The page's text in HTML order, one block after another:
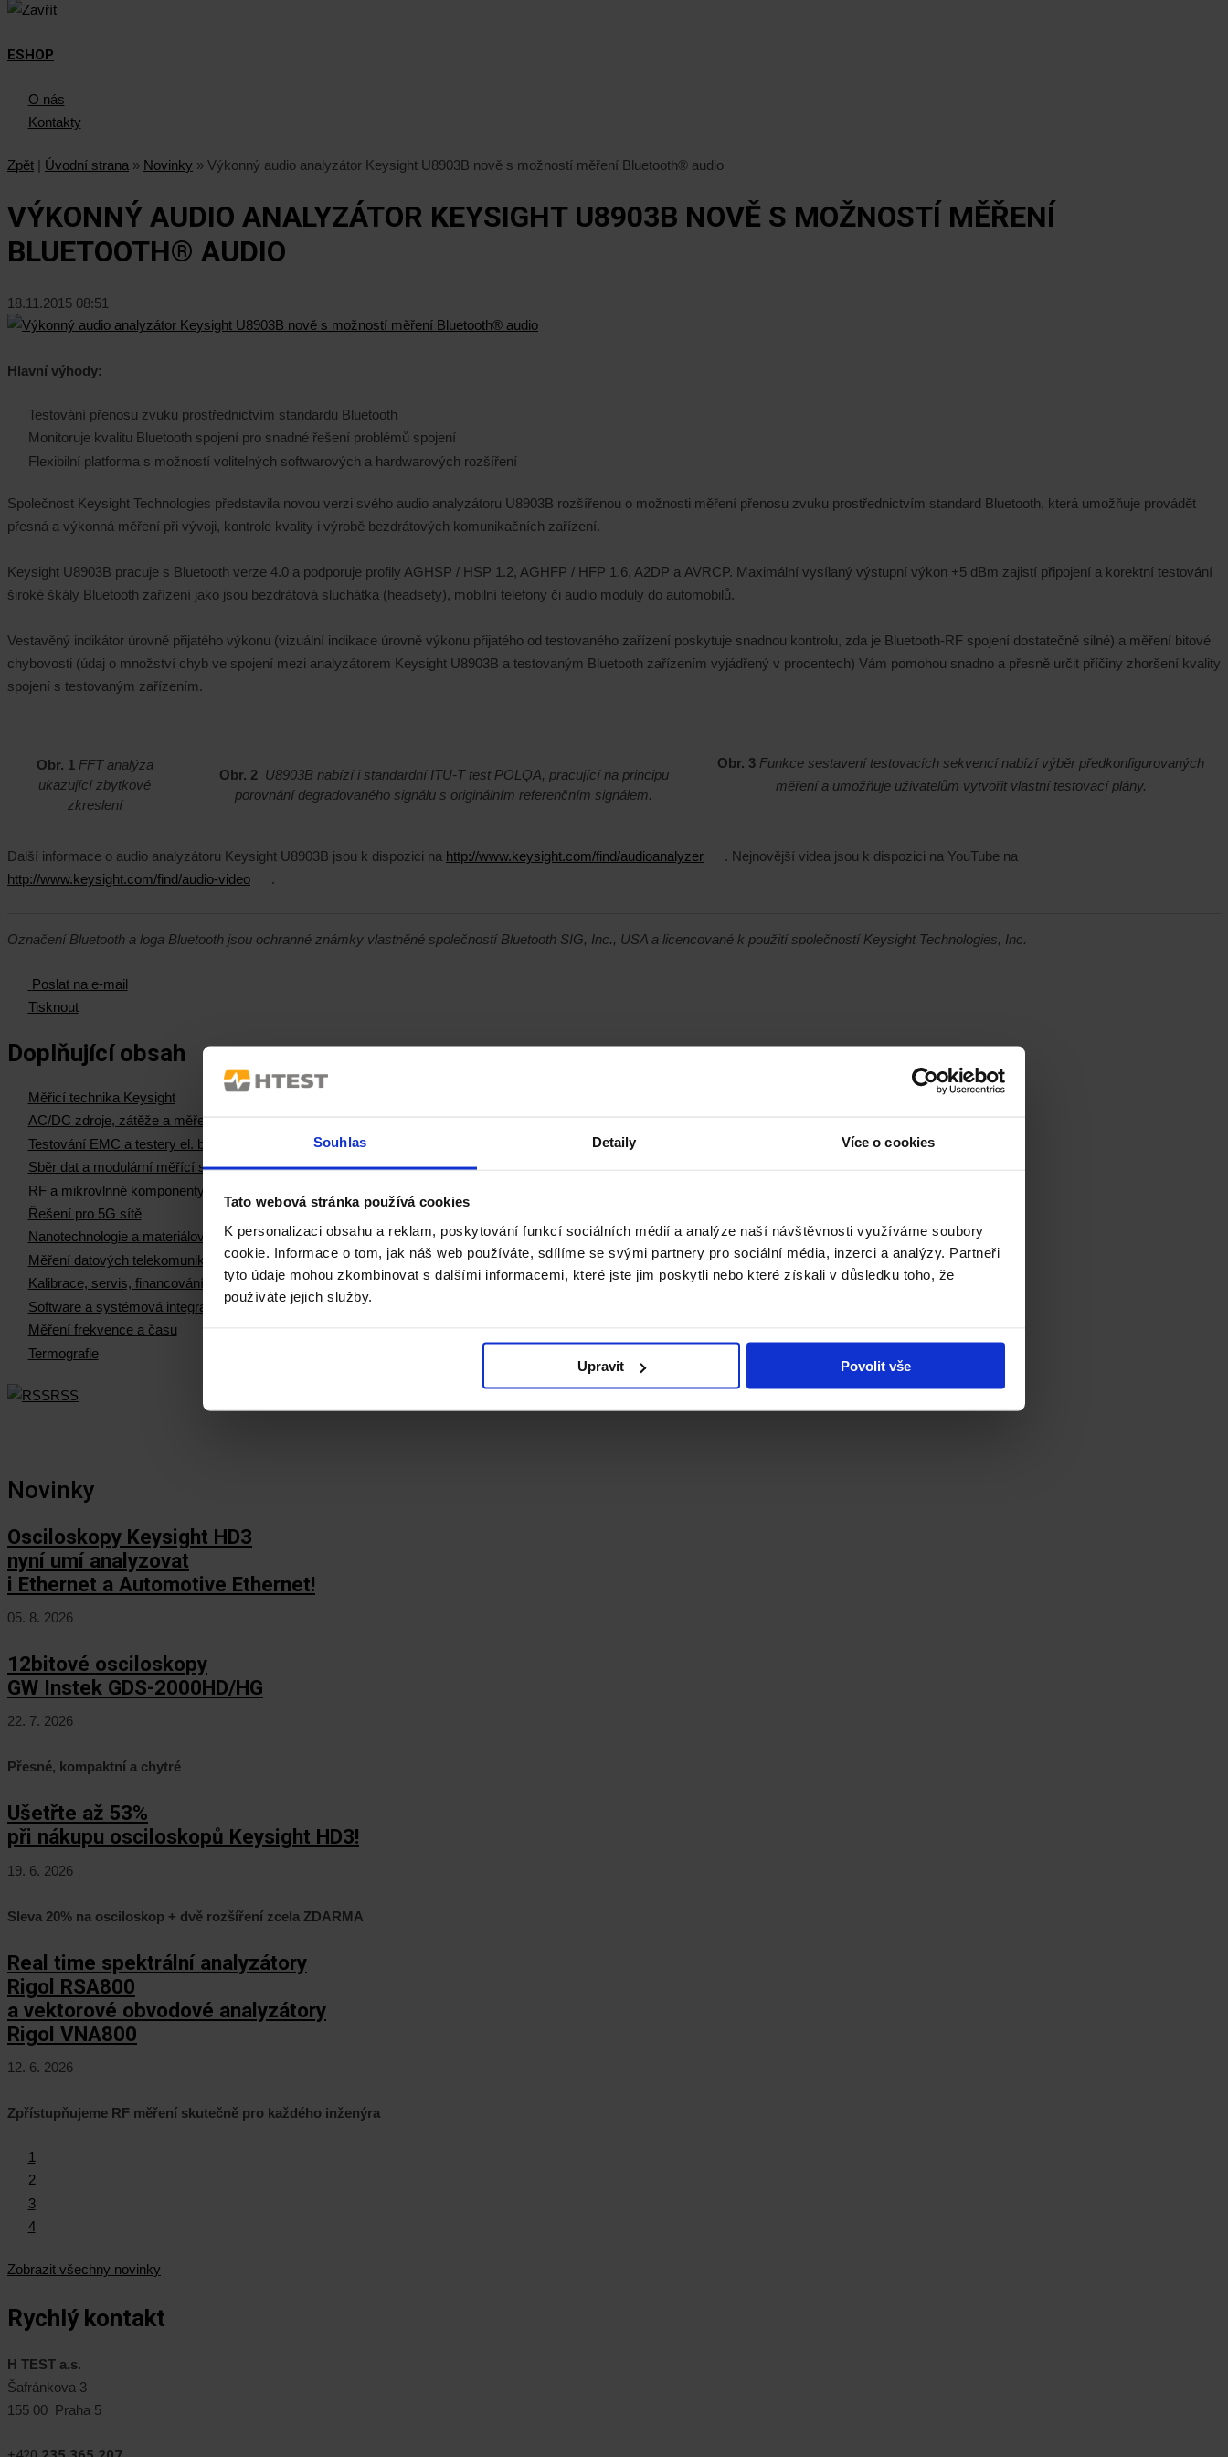
Souhlas Detaily Více o cookies
Tato webová stránka používá cookies
K personalizaci obsahu a reklam, poskytování funkcí sociálních médií a analýze naší návštěvnosti využíváme soubory
cookie. Informace o tom, jak náš web používáte, sdílíme se svými partnery pro sociální média, inzerci a analýzy. Partneři
tyto údaje mohou zkombinovat s dalšími informacemi, které jste jim poskytli nebo které získali v důsledku toho, že
používáte jejich služby.
Upravit Povolit vše
ESHOP
O nás
Kontakty
Zpět | Úvodní strana » Novinky » Výkonný audio analyzátor Keysight U8903B nově s možností měření Bluetooth® audio
VÝKONNÝ AUDIO ANALYZÁTOR KEYSIGHT U8903B NOVĚ S MOŽNOSTÍ MĚŘENÍ
BLUETOOTH® AUDIO
18.11.2015 08:51
Hlavní výhody:
Testování přenosu zvuku prostřednictvím standardu Bluetooth
Monitoruje kvalitu Bluetooth spojení pro snadné řešení problémů spojení
Flexibilní platforma s možností volitelných softwarových a hardwarových rozšíření
Společnost Keysight Technologies představila novou verzi svého audio analyzátoru U8903B rozšířenou o možnosti měření přenosu zvuku prostřednictvím standard Bluetooth, která umožňuje provádět
přesná a výkonná měření při vývoji, kontrole kvality i výrobě bezdrátových komunikačních zařízení.
Keysight U8903B pracuje s Bluetooth verze 4.0 a podporuje profily AGHSP / HSP 1.2, AGHFP / HFP 1.6, A2DP a AVRCP. Maximální vysílaný výstupní výkon +5 dBm zajistí připojení a korektní testování
široké škály Bluetooth zařízení jako jsou bezdrátová sluchátka (headsety), mobilní telefony či audio moduly do automobilů.
Vestavěný indikátor úrovně přijatého výkonu (vizuální indikace úrovně výkonu přijatého od testovaného zařízení poskytuje snadnou kontrolu, zda je Bluetooth-RF spojení dostatečně silné) a měření bitové
chybovosti (údaj o množství chyb ve spojení mezi analyzátorem Keysight U8903B a testovaným Bluetooth zařízením vyjádřený v procentech) Vám pomohou snadno a přesně určit příčiny zhoršení kvality
spojení s testovaným zařízením.
Obr. 1 FFT analýza
ukazující zbytkové
zkreslení
Obr. 2 U8903B nabízí i standardní ITU-T test POLQA, pracující na principu
porovnání degradovaného signálu s originálním referenčním signálem.
Obr. 3 Funkce sestavení testovacích sekvencí nabízí výběr předkonfigurovaných
měření a umožňuje uživatelům vytvořit vlastní testovací plány.
Další informace o audio analyzátoru Keysight U8903B jsou k dispozici na http://www.keysight.com/find/audioanalyzer
. Nejnovější videa jsou k dispozici na YouTube na
http://www.keysight.com/find/audio-video
.
Označení Bluetooth a loga Bluetooth jsou ochranné známky vlastněné společností Bluetooth SIG, Inc., USA a licencované k použití společností Keysight Technologies, Inc.
Poslat na e-mail
Tisknout
Doplňující obsah
Měřicí technika Keysight
AC/DC zdroje, zátěže a měření el. výkonu
Testování EMC a testery el. bezpečnosti
Sběr dat a modulární měřící systémy
RF a mikrovlnné komponenty
Řešení pro 5G sítě
Nanotechnologie a materiálová měření
Měření datových telekomunikačních sítí
Kalibrace, servis, financování
Software a systémová integrace
Měření frekvence a času
Termografie
RSS
Novinky
Osciloskopy Keysight HD3
nyní umí analyzovat
i Ethernet a Automotive Ethernet!
05. 8. 2026
12bitové osciloskopy
GW Instek GDS-2000HD/HG
22. 7. 2026
Přesné, kompaktní a chytré
Ušetřte až 53%
při nákupu osciloskopů Keysight HD3!
19. 6. 2026
Sleva 20% na osciloskop + dvě rozšíření zcela ZDARMA
Real time spektrální analyzátory
Rigol RSA800
a vektorové obvodové analyzátory
Rigol VNA800
12. 6. 2026
Zpřístupňujeme RF měření skutečně pro každého inženýra
1
2
3
4
Zobrazit všechny novinky
Rychlý kontakt
H TEST a.s.
Šafránkova 3
155 00 Praha 5